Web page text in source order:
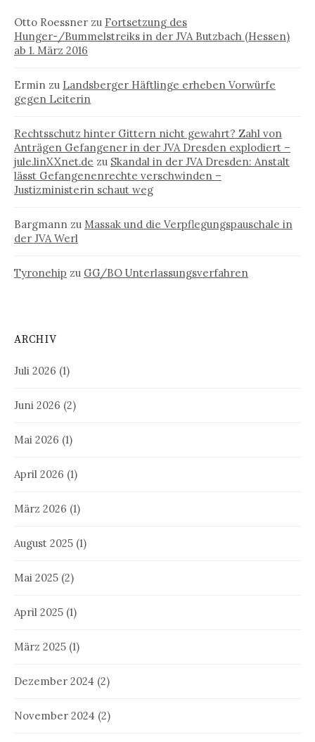
Otto Roessner zu Fortsetzung des
Hunger-/Bummelstreiks in der JVA Butzbach (Hessen)
ab 1. März 2016
Ermin zu Landsberger Häftlinge erheben Vorwürfe
gegen Leiterin
Rechtsschutz hinter Gittern nicht gewahrt? Zahl von
Anträgen Gefangener in der JVA Dresden explodiert –
jule.linXXnet.de zu Skandal in der JVA Dresden: Anstalt
lässt Gefangenenrechte verschwinden –
Justizministerin schaut weg
Bargmann zu Massak und die Verpflegungspauschale in
der JVA Werl
Tyronehip zu GG/BO Unterlassungsverfahren
ARCHIV
Juli 2026 (1)
Juni 2026 (2)
Mai 2026 (1)
April 2026 (1)
März 2026 (1)
August 2025 (1)
Mai 2025 (2)
April 2025 (1)
März 2025 (1)
Dezember 2024 (2)
November 2024 (2)